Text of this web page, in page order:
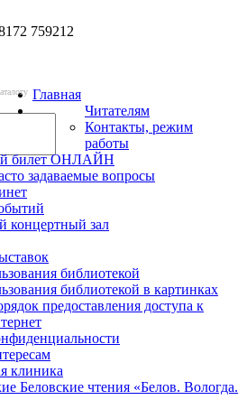
759212
Главная
Читателям
Контакты, режим
работы
билет ОНЛАЙН
задаваемые вопросы
концертный зал
библиотекой
библиотекой в картинках
предоставления доступа к
клиника
Беловские чтения «Белов. Вологда.